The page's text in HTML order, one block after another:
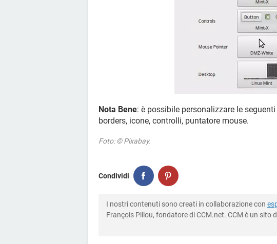
Nota Bene: è possibile personalizzare le
borders, icone, controlli, puntatore mouse.
Foto: © Pixabay.
Condividi
I nostri contenuti sono creati in collaborazione con
François Pillou, fondatore di CCM.net. CCM è un sito